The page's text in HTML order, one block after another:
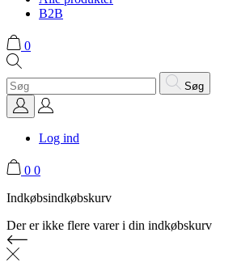
B2B
0
Søg
Log ind
0 0
Indkøbsindkøbskurv
Der er ikke flere varer i din indkøbskurv